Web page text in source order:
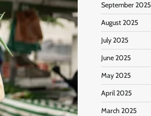
September 2025
August 2025
July 2025
June 2025
May 2025
April 2025
March 2025